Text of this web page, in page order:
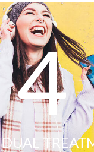
4